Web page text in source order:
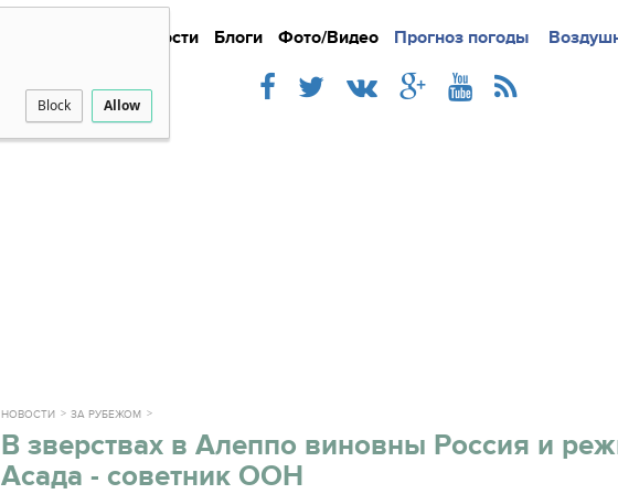
Block Allow
Новости Блоги Фото/Видео Прогноз погоды
Подробно Новости
НОВОСТИ ЗА РУБЕЖОМ
В зверствах в Алеппо виновны Россия и
Асада - советник ООН